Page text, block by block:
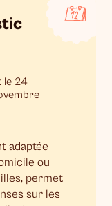
le 24
adaptée
ou
permet
sur les